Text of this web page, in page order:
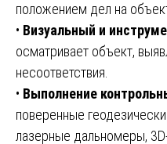
положением дел на
• Визуальный и
осматривает объект,
несоответствия.
• Выполнение
поверенные
лазерные дальномеры,